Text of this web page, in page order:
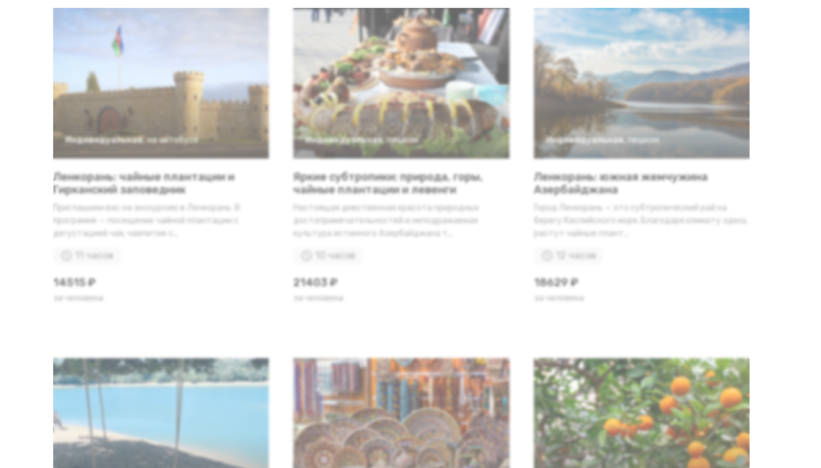
Индивидуальная на автобусе
Ленкорань: чайные плантации и
Гирканский заповедник
Приглашаем вас на экскурсию в Ленкорань. В
программе — посещение чайной плантации с
дегустацией чая, чаепитие с...
11 часов
14515 ₽
за человека
Индивидуальная, пешком
Яркие субтропики: природа, горы,
чайные плантации и левенги
Настоящая девственная красота природных
достопримечательностей и неподражаемая
культура истинного Азербайджана т...
10 часов
21403 ₽
за человека
Индивидуальная пешком
Ленкорань: южная жемчужина
Азербайджана
Город Ленкорань — это субтропический рай на
берегу Каспийского моря. Благодаря климату здесь
растут чайные плант...
12 часов
18629 ₽
за человека